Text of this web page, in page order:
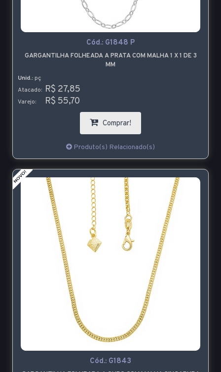
Cód.: G1848 P
GARGANTILHA FOLHEADA A PRATA COM MALHA 1 X 1 DE 3
MM
Unid.: pç
Atacado: R$ 27,85
Varejo: R$ 55,70
Comprar!
Produto(s) Relacionado(s)
Cód.: G1843